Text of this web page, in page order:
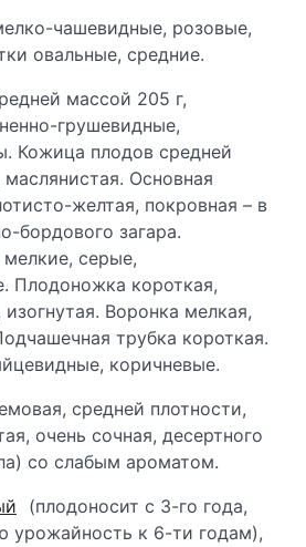
чашевидные, розовые,
овальные, средние.
массой 205 г,
грушевидные,
Кожица плодов средней
Основная
желтая, покровная – в
бордового загара.
серые,
Плодоножка короткая,
Воронка мелкая,
трубка короткая.
коричневые.
средней плотности,
очень сочная, десертного
со слабым ароматом.
(плодоносит с 3-го года,
урожайность к 6-ти годам),